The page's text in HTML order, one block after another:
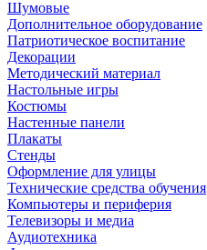
Шумовые
Дополнительное оборудование
Патриотическое воспитание
Декорации
Методический материал
Настольные игры
Костюмы
Настенные панели
Плакаты
Стенды
Оформление для улицы
Технические средства обучения
Компьютеры и периферия
Телевизоры и медиа
Аудиотехника